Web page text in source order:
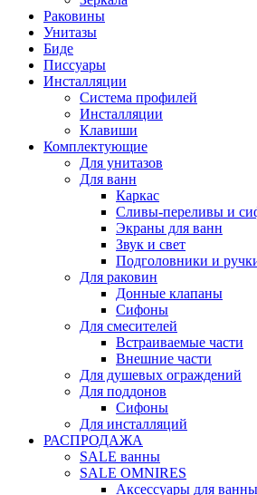
Раковины
Унитазы
Биде
Писсуары
Инсталляции
Система профилей
Инсталляции
Клавиши
Комплектующие
Для унитазов
Для ванн
Каркас
Сливы-переливы и
Экраны для ванн
Звук и свет
Подголовники и
Для раковин
Донные клапаны
Сифоны
Для смесителей
Встраиваемые части
Внешние части
Для душевых ограждений
Для поддонов
Сифоны
Для инсталляций
РАСПРОДАЖА
SALE ванны
SALE OMNIRES
Аксессуары для